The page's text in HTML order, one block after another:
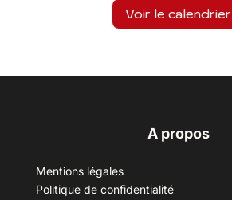
Voir le calendrier
A propos
Mentions légales
Politique de confidentialité